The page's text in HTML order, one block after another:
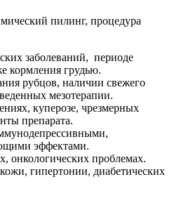
пилинг, процедура
заболеваний, периоде
кормления грудью.
рубцов, наличии свежего
мезотерапии.
куперозе, чрезмерных
препарата.
эффектами.
онкологических проблемах.
гипертонии, диабетических